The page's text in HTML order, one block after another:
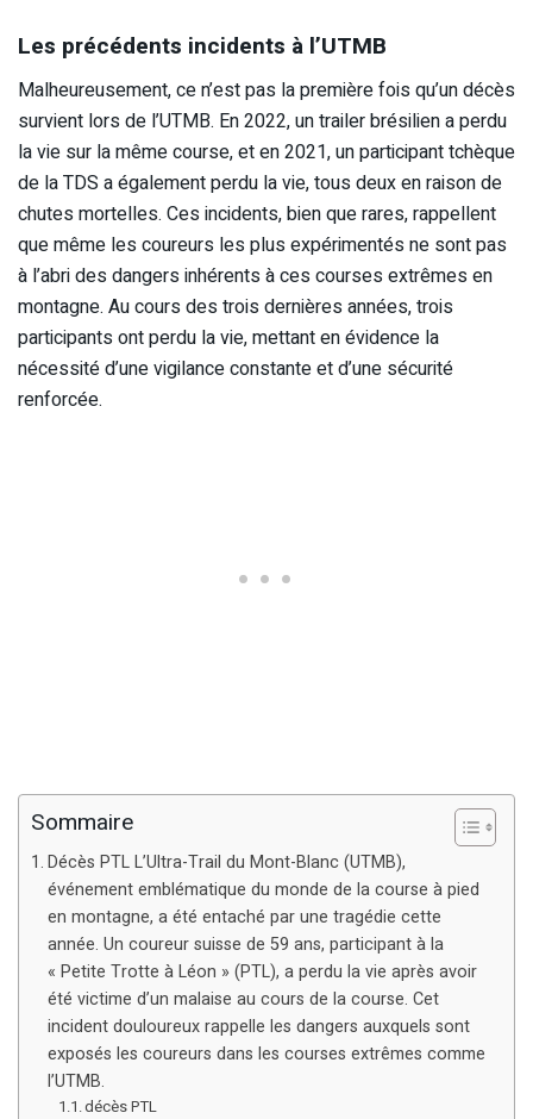
Les précédents incidents à l’UTMB
Malheureusement, ce n’est pas la première fois qu’un décès
survient lors de l’UTMB. En 2022, un trailer brésilien a perdu
la vie sur la même course, et en 2021, un participant tchèque
de la TDS a également perdu la vie, tous deux en raison de
chutes mortelles. Ces incidents, bien que rares, rappellent
que même les coureurs les plus expérimentés ne sont pas
à l’abri des dangers inhérents à ces courses extrêmes en
montagne. Au cours des trois dernières années, trois
participants ont perdu la vie, mettant en évidence la
nécessité d’une vigilance constante et d’une sécurité
renforcée.
Sommaire
Décès PTL L’Ultra-Trail du Mont-Blanc (UTMB),
événement emblématique du monde de la course à pied
en montagne, a été entaché par une tragédie cette
année. Un coureur suisse de 59 ans, participant à la
« Petite Trotte à Léon » (PTL), a perdu la vie après avoir
été victime d’un malaise au cours de la course. Cet
incident douloureux rappelle les dangers auxquels sont
exposés les coureurs dans les courses extrêmes comme
l’UTMB.
décès PTL